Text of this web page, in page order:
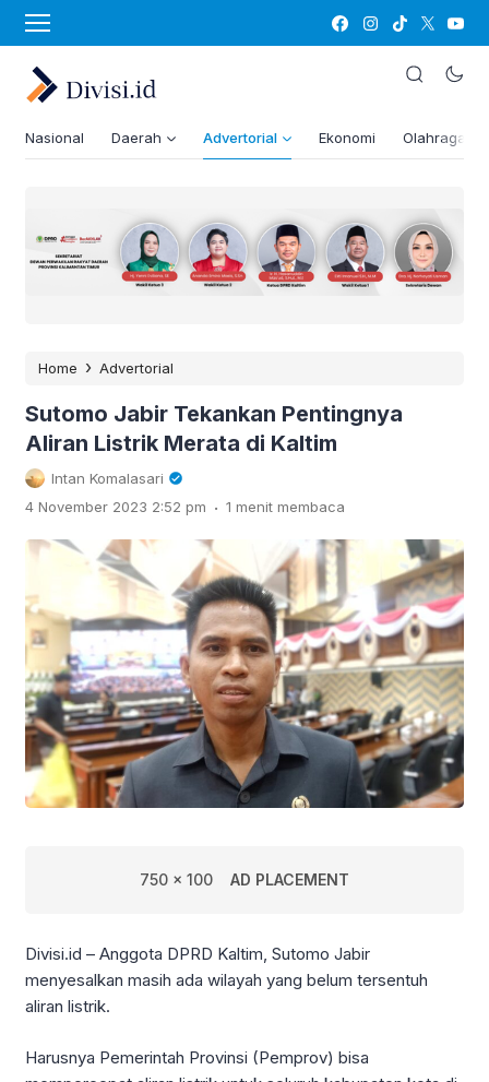
Nasional Daerah Advertorial Ekonomi Olahraga
Home › Advertorial
Sutomo Jabir Tekankan Pentingnya
Aliran Listrik Merata di Kaltim
Intan Komalasari
4 November 2023 2:52 pm . 1 menit membaca
750 x 100 AD PLACEMENT
Divisi.id – Anggota DPRD Kaltim, Sutomo Jabir
menyesalkan masih ada wilayah yang belum tersentuh
aliran listrik.
Harusnya Pemerintah Provinsi (Pemprov) bisa